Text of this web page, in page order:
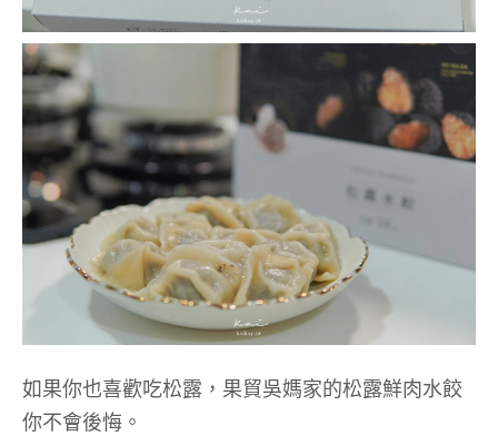
如果你也喜歡吃松露，果貿吳媽家的松露鮮肉水餃
你不會後悔。